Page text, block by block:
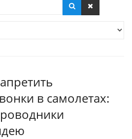
в самолетах: